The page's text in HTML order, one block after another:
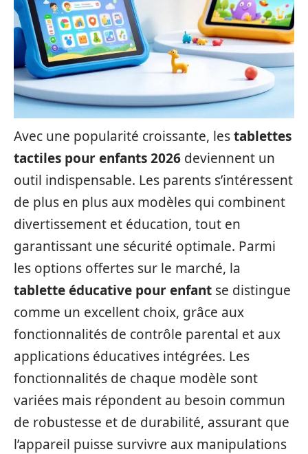
Avec une popularité croissante, lestablettes
tactiles pour enfants 2026 deviennent un
outil indispensable. Les parents s’intéressent
de plus en plus aux modèles qui combinent
divertissement et éducation, tout en
garantissant une sécurité optimale. Parmi
les options offertes sur le marché, la
tablette éducative pour enfant se distingue
comme un excellent choix, grâce aux
fonctionnalités de contrôle parental et aux
applications éducatives intégrées. Les
fonctionnalités de chaque modèle sont
variées mais répondent au besoin commun
de robustesse et de durabilité, assurant que
l’appareil puisse survivre aux manipulations